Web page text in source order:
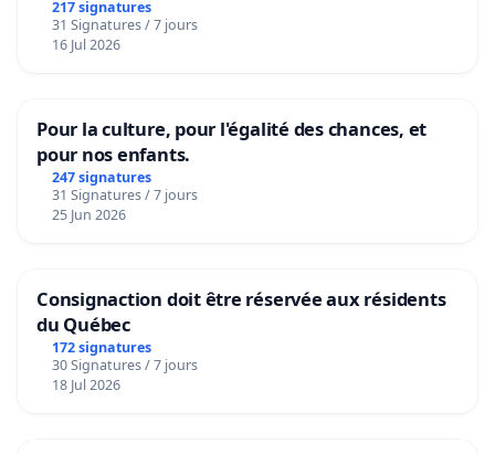
217 signatures
31 Signatures / 7 jours
16 Jul 2026
Pour la culture, pour l'égalité des chances, et
pour nos enfants.
247 signatures
31 Signatures / 7 jours
25 Jun 2026
Consignaction doit être réservée aux résidents
du Québec
172 signatures
30 Signatures / 7 jours
18 Jul 2026